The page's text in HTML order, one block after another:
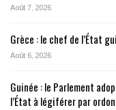
Août 7, 2026
Grèce : le chef de l’État
Août 6, 2026
Guinée : le Parlement
l’État à légiférer par